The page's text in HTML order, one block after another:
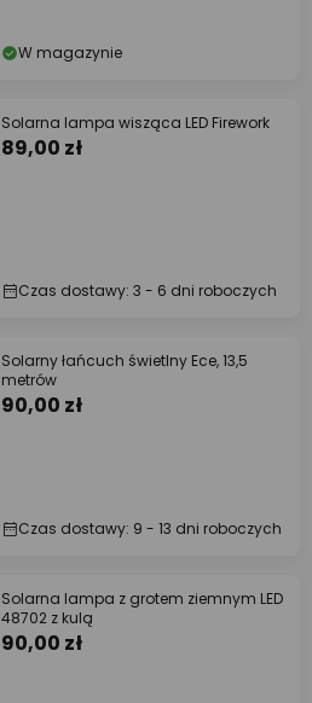
W magazynie
Solarna lampa wisząca LED Firework
89,00 zł
Czas dostawy: 3 - 6 dni roboczych
Solarny łańcuch świetlny Ece, 13,5
metrów
90,00 zł
Czas dostawy: 9 - 13 dni roboczych
Solarna lampa z grotem ziemnym LED
48702 z kulą
90,00 zł